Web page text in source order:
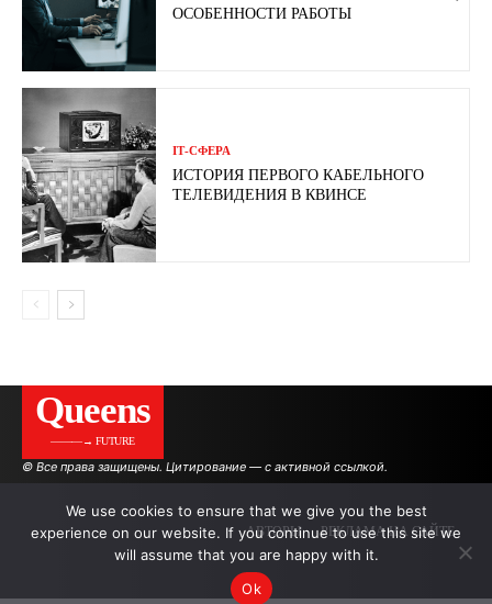
ОСОБЕННОСТИ РАБОТЫ
ІТ-СФЕРА
ИСТОРИЯ ПЕРВОГО КАБЕЛЬНОГО
ТЕЛЕВИДЕНИЯ В КВИНСЕ
Queens
———→ FUTURE
© Все права защищены. Цитирование — с активной ссылкой.
АВТОРЫ РЕКЛАМА НА САЙТЕ
We use cookies to ensure that we give you the best
experience on our website. If you continue to use this site we
will assume that you are happy with it.
Ok